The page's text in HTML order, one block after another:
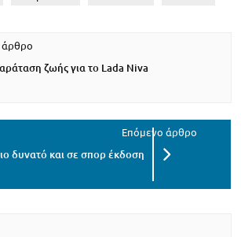
ζωής για το Lada Niva
δυνατό και σε σπορ έκδοση